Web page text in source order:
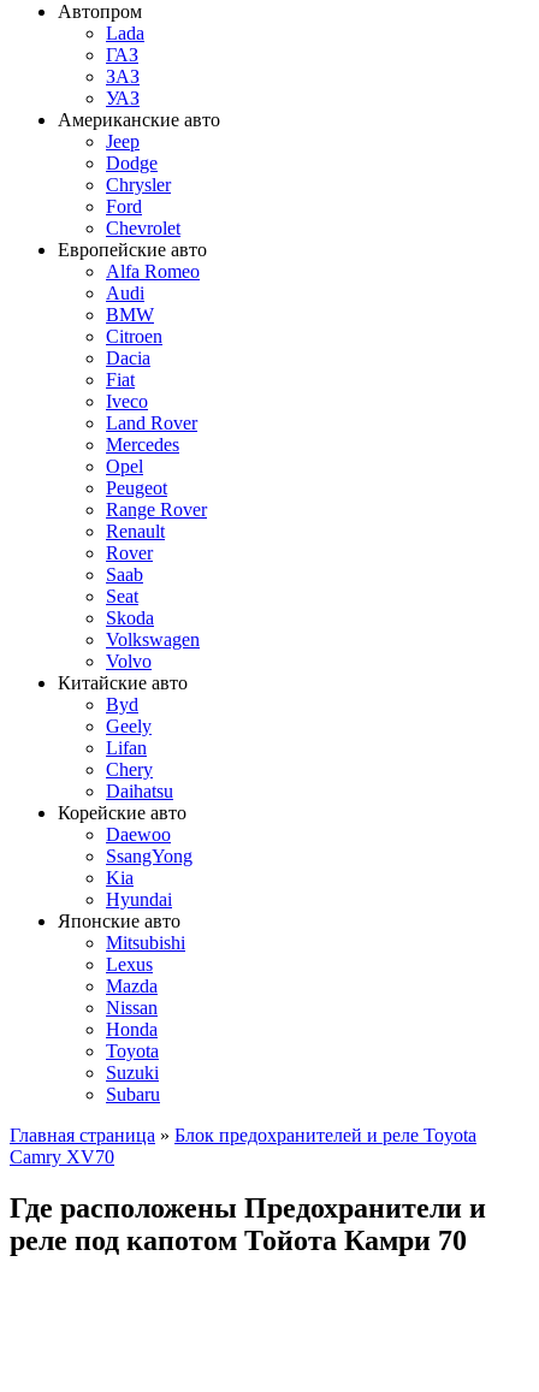
Автопром
Lada
ГАЗ
ЗАЗ
УАЗ
Американские авто
Jeep
Dodge
Chrysler
Ford
Chevrolet
Европейские авто
Alfa Romeo
Audi
BMW
Citroen
Dacia
Fiat
Iveco
Land Rover
Mercedes
Opel
Peugeot
Range Rover
Renault
Rover
Saab
Seat
Skoda
Volkswagen
Volvo
Китайские авто
Byd
Geely
Lifan
Chery
Daihatsu
Корейские авто
Daewoo
SsangYong
Kia
Hyundai
Японские авто
Mitsubishi
Lexus
Mazda
Nissan
Honda
Toyota
Suzuki
Subaru
Главная страница » Блок предохранителей и реле Toyota
Camry XV70
Где расположены Предохранители и
реле под капотом Тойота Камри 70